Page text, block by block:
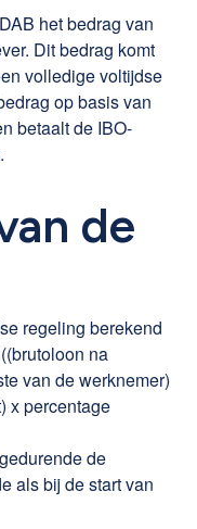
het bedrag van
Dit bedrag komt
volledige voltijdse
op basis van
betaalt de IBO-
de
regeling berekend
na
van de werknemer)
x percentage
de
als bij de start van